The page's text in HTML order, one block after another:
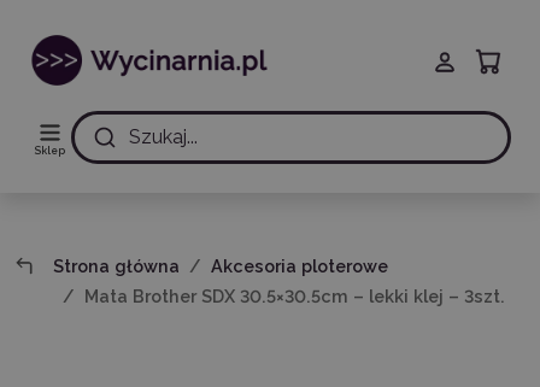
Sklep
Szukaj...
Strona główna
Akcesoria ploterowe
Mata Brother SDX 30.5×30.5cm – lekki klej – 3szt.